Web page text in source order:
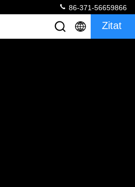
86-371-56659866
Zitat